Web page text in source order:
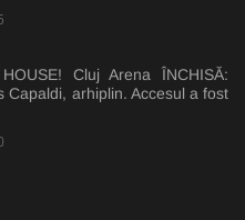
Cluj Arena ÎNCHISĂ:
Capaldi, arhiplin. Accesul a fost